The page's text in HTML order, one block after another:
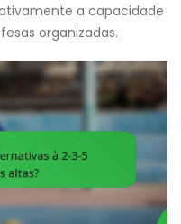
a capacidade
organizadas.